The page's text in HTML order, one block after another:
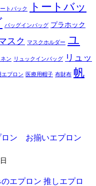
ートバック
トートバッ
バッグインバッグ プラホック
スク マスクホルダー ユ
ネン リュックインバッグ
リュッ
エプロン 医療用帽子 布財布 帆
ロン お揃いエプロン
エプロン 推しエプロ